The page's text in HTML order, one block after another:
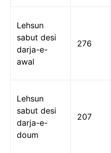
Lehsun
sabut desi
darja-e-
awal
276
Lehsun
sabut desi
darja-e-
doum
207